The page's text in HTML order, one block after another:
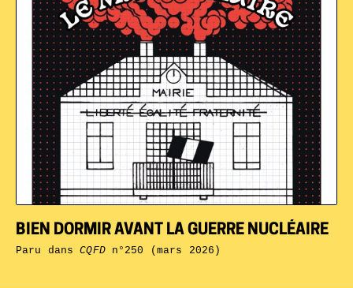
BIEN DORMIR AVANT LA GUERRE NUCLÉAIRE
Paru dansCQFDn°250 (mars 2026)